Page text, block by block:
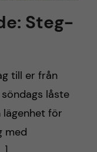
Steg-
till er från
låste
lägenhet för
med